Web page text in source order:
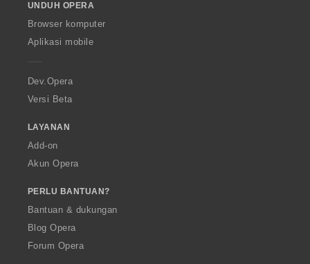
w
O
p
a
UNDUH OPERA
Browser komputer
Aplikasi mobile
Dev.Opera
Versi Beta
LAYANAN
Add-on
Akun Opera
PERLU BANTUAN?
Bantuan & dukungan
Blog Opera
Forum Opera